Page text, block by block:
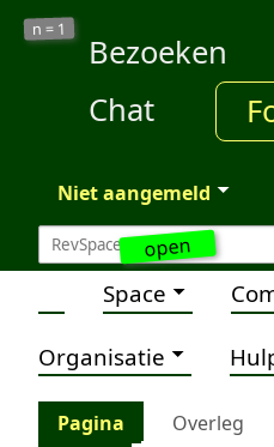
open
n = 1
Bezoeken
Chat
Niet aangemeld
Space
Organisatie
Pagina Overleg